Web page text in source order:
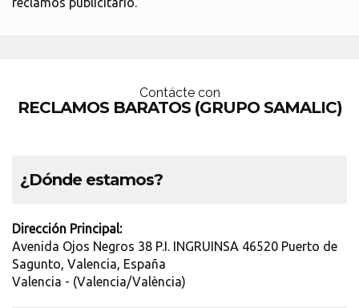
Contácte con
RECLAMOS BARATOS (GRUPO SAMALIC)
¿Dónde estamos?
Dirección Principal:
Avenida Ojos Negros 38 P.I. INGRUINSA 46520 Puerto de
Sagunto, Valencia, España
Valencia - (Valencia/València)